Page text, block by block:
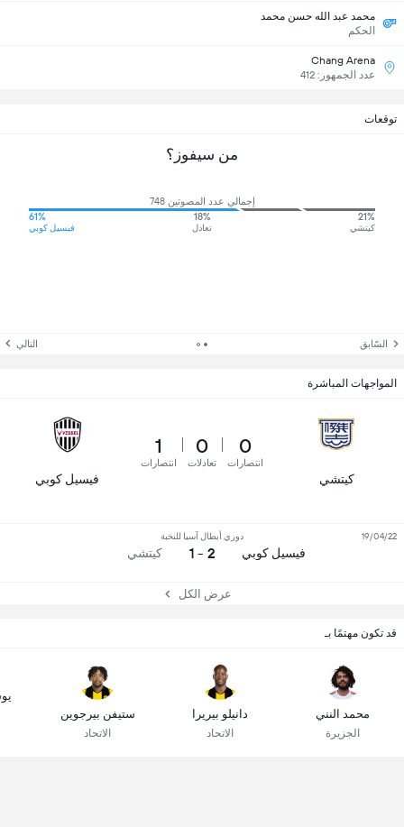
محمد عبد الله حسن محمد
الحكم
Chang Arena
عدد الجمهور: 412
توقعات
من سيفوز؟
إجمالي عدد المصوتين 748
21%
كيتشي
18%
تعادل
61%
فيسيل كوبي
السّابق التالي
المواجهات المباشرة
كيتشي
0
انتصارات
0
تعادلات
1
انتصارات
فيسيل كوبي
فيسيل كوبي
دوري أبطال آسيا للنخبة
2 - 1 كيتشي
19/04/22
عرض الكل
قد تكون مهتمًا بـ
محمد النني
الجزيرة
دانيلو بيريرا
الاتحاد
ستيفن بيرجوين
الاتحاد